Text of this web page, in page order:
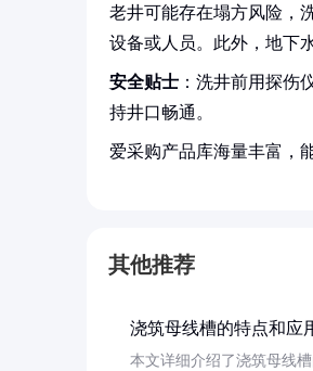
老井可能存在塌方风险，
设备或人员。此外，地下
安全贴士 ：洗井前用探伤
持井口畅通。
爱采购产品库海量丰富，
其他推荐
浇筑母线槽的特点和应
本文详细介绍了浇筑母线